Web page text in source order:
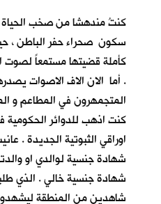
كنتُ مندهشا من صخب الحياة
سكون صحراء حفر الباطن ،
كأملة قضيتها مستمعاً لصوت
. أما الان الاف الاصوات
المتجمهرون في المطاعم و
كنت اذهب للدوائر الحكومية
اوراقي الثبوتية الجديدة .
شهادة جنسية لوالدي او
شهادة جنسية خالي . الذي
شاهدين من المنطقة